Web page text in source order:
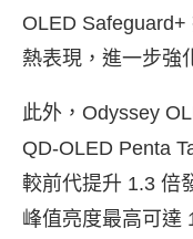
OLED
熱表現，進一步強
此外，Odyssey
QD-OLED Penta
較前代提升 1.3 倍
峰值亮度最高可達